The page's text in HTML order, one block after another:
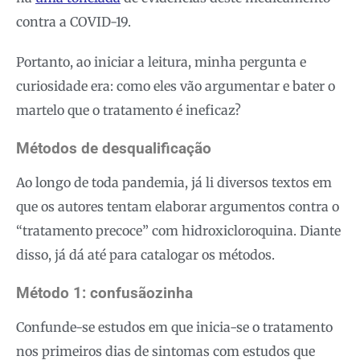
contra a COVID-19.
Portanto, ao iniciar a leitura, minha pergunta e
curiosidade era: como eles vão argumentar e bater o
martelo que o tratamento é ineficaz?
Métodos de desqualificação
Ao longo de toda pandemia, já li diversos textos em
que os autores tentam elaborar argumentos contra o
“tratamento precoce” com hidroxicloroquina. Diante
disso, já dá até para catalogar os métodos.
Método 1: confusãozinha
Confunde-se estudos em que inicia-se o tratamento
nos primeiros dias de sintomas com estudos que